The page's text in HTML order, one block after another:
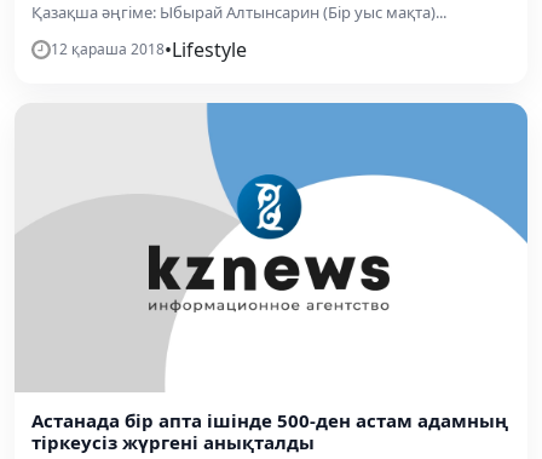
Қазақша әңгіме: Ыбырай Алтынсарин (Бір уыс мақта)...
12 қараша 2018•Lifestyle
Астанада бір апта ішінде 500-ден астам адамның
тіркеусіз жүргені анықталды